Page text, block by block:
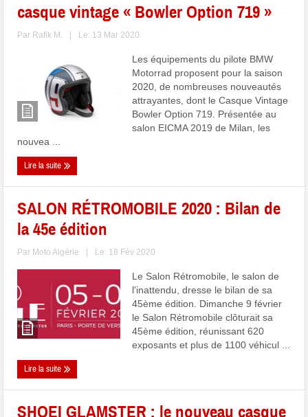
casque vintage « Bowler Option 719 »
Par Rafik M. Le: 13 Mar 2020
Les équipements du pilote BMW
Motorrad proposent pour la saison
2020, de nombreuses nouveautés
attrayantes, dont le Casque Vintage
Bowler Option 719. Présentée au
salon EICMA 2019 de Milan, les
nouvea ...
Lire la suite
SALON RÉTROMOBILE 2020 : Bilan de
la 45e édition
Par Moto Algérie Le: 18 Fév 2020
Le Salon Rétromobile, le salon de
l'inattendu, dresse le bilan de sa
45ème édition. Dimanche 9 février
le Salon Rétromobile clôturait sa
45ème édition, réunissant 620
exposants et plus de 1100 véhicul ...
Lire la suite
SHOEI GLAMSTER : le nouveau casque